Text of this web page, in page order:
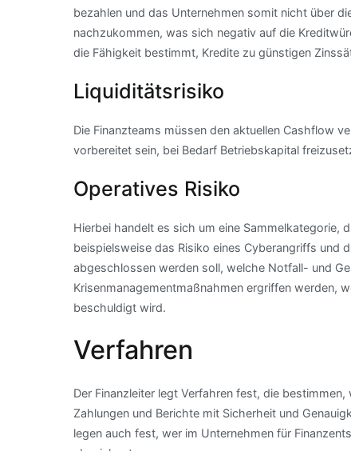
bezahlen und das Unternehmen somit nicht über
nachzukommen, was sich negativ auf die
die Fähigkeit bestimmt, Kredite zu günstigen
Liquiditätsrisiko
Die Finanzteams müssen den aktuellen Cashflow
vorbereitet sein, bei Bedarf Betriebskapital
Operatives Risiko
Hierbei handelt es sich um eine Sammelkategorie,
beispielsweise das Risiko eines Cyberangriffs und
abgeschlossen werden soll, welche Notfall- und
Krisenmanagementmaßnahmen ergriffen werden,
beschuldigt wird.
Verfahren
Der Finanzleiter legt Verfahren fest, die
Zahlungen und Berichte mit Sicherheit und
legen auch fest, wer im Unternehmen für